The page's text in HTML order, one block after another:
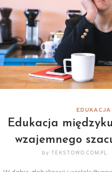
Edukacja
wzajemnego
by TEKSTOWO.COM.PL